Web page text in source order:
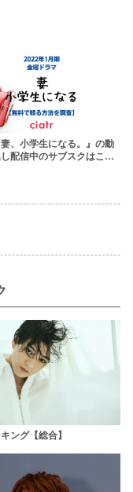
妻、小学生になる。』の動
配信中のサブスクはこ
ング【総合】